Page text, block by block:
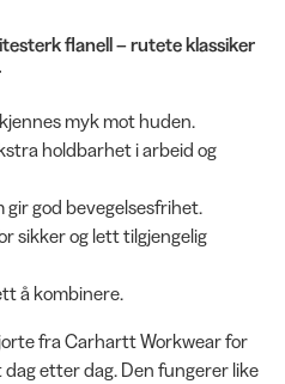
flanell – rutete klassiker
myk mot huden.
holdbarhet i arbeid og
gir god bevegelsesfrihet.
sikker og lett tilgjengelig
å kombinere.
fra Carhartt Workwear for
etter dag. Den fungerer like